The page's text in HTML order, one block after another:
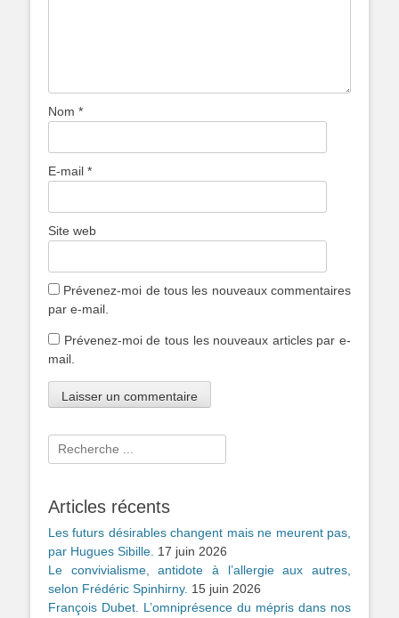
Nom *
E-mail *
Site web
Prévenez-moi de tous les nouveaux commentaires
par e-mail.
Prévenez-moi de tous les nouveaux articles par e-
mail.
Rechercher :
Articles récents
Les futurs désirables changent mais ne meurent pas,
par Hugues Sibille. 17 juin 2026
Le convivialisme, antidote à l’allergie aux autres,
selon Frédéric Spinhirny. 15 juin 2026
François Dubet. L’omniprésence du mépris dans nos